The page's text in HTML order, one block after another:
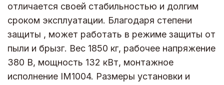
отличается своей стабильностью и долгим
сроком эксплуатации. Благодаря степени
защиты , может работать в режиме защиты от
пыли и брызг. Вес 1850 кг, рабочее напряжение
380 В, мощность 132 кВт, монтажное
исполнение IM1004. Размеры установки и